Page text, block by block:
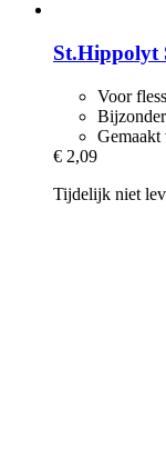
St.Hippolyt
Voor
Gemaakt
€ 2,09
Tijdelijk niet